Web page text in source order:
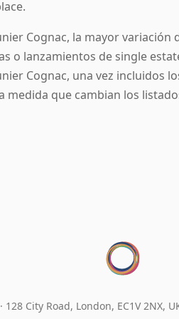
Cognac, la mayor variación
o lanzamientos de single
Cognac, una vez incluidos
medida que cambian los
128 City Road, London, EC1V 2NX,